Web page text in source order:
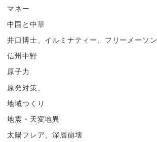
マネー
中国と中華
井口博士、イルミナティー、フリーメーソン
信州中野
原子力
原発対策、
地域つくり
地震・天変地異
太陽フレア、深層崩壊